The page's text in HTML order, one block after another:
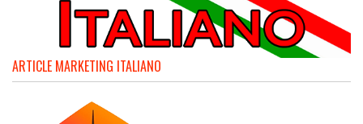
ARTICLE MARKETING ITALIANO